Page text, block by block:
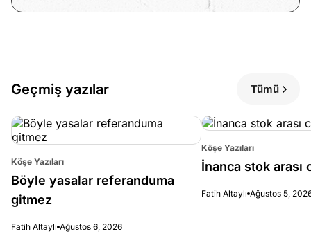
Geçmiş yazılar Tümü
Köşe Yazıları
Böyle yasalar referanduma
gitmez
Fatih Altaylı Ağustos 6, 2026
Köşe Yazıları
İnanca stok arası
Fatih Altaylı Ağustos 5,